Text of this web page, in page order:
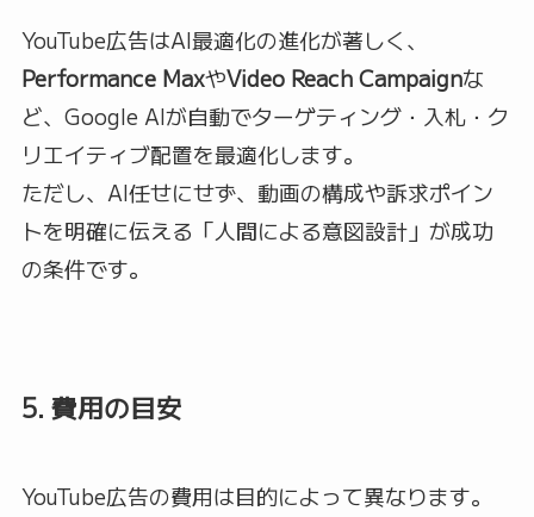
YouTube広告はAI最適化の進化が著しく、
Performance MaxやVideo Reach Campaignな
ど、Google AIが自動でターゲティング・入札・ク
リエイティブ配置を最適化します。
ただし、AI任せにせず、動画の構成や訴求ポイン
トを明確に伝える「人間による意図設計」が成功
の条件です。
5. 費用の目安
YouTube広告の費用は目的によって異なります。